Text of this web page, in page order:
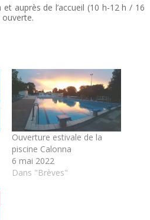
auprès de l’accueil (10 h-12 h / 16
Ouverture estivale de la
piscine Calonna
6 mai 2022
Dans "Brèves"